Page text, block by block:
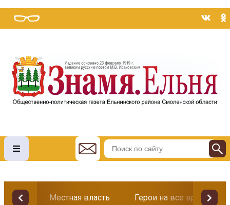
Местная власть Герои на все времена